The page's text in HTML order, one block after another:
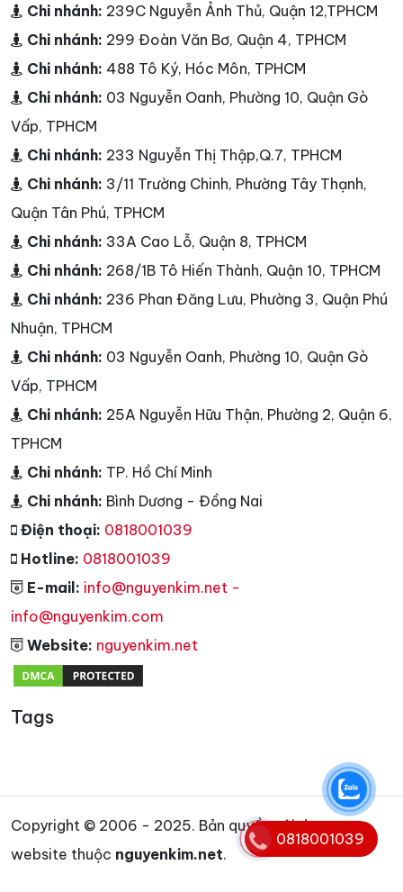
Chi nhánh: 239C Nguyễn Ảnh Thủ, Quận 12,TPHCM
Chi nhánh: 299 Đoàn Văn Bơ, Quận 4, TPHCM
Chi nhánh: 488 Tô Ký, Hóc Môn, TPHCM
Chi nhánh: 03 Nguyễn Oanh, Phường 10, Quận Gò
Vấp, TPHCM
Chi nhánh: 233 Nguyễn Thị Thập,Q.7, TPHCM
Chi nhánh: 3/11 Trường Chinh, Phường Tây Thạnh,
Quận Tân Phú, TPHCM
Chi nhánh: 33A Cao Lỗ, Quận 8, TPHCM
Chi nhánh: 268/1B Tô Hiến Thành, Quận 10, TPHCM
Chi nhánh: 236 Phan Đăng Lưu, Phường 3, Quận Phú
Nhuận, TPHCM
Chi nhánh: 03 Nguyễn Oanh, Phường 10, Quận Gò
Vấp, TPHCM
Chi nhánh: 25A Nguyễn Hữu Thận, Phường 2, Quận 6,
TPHCM
Chi nhánh: TP. Hồ Chí Minh
Chi nhánh: Bình Dương - Đồng Nai
Điện thoại: 0818001039
Hotline: 0818001039
E-mail: info@nguyenkim.net -
info@nguyenkim.com
Website: nguyenkim.net
Tags
Copyright © 2006 - 2025. Bản quyền nội dung
website thuộc nguyenkim.net.
0818001039